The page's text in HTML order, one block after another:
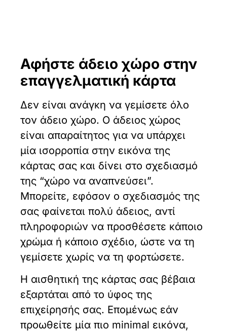
Αφήστε άδειο χώρο στην
επαγγελματική κάρτα
Δεν είναι ανάγκη να γεμίσετε όλο
τον άδειο χώρο. Ο άδειος χώρος
είναι απαραίτητος για να υπάρχει
μία ισορροπία στην εικόνα της
κάρτας σας και δίνει στο σχεδιασμό
της “χώρο να αναπνεύσει”.
Μπορείτε, εφόσον ο σχεδιασμός της
σας φαίνεται πολύ άδειος, αντί
πληροφοριών να προσθέσετε κάποιο
χρώμα ή κάποιο σχέδιο, ώστε να τη
γεμίσετε χωρίς να τη φορτώσετε.
Η αισθητική της κάρτας σας βέβαια
εξαρτάται από το ύφος της
επιχείρησής σας. Επομένως εάν
προωθείτε μία πιο minimal εικόνα,